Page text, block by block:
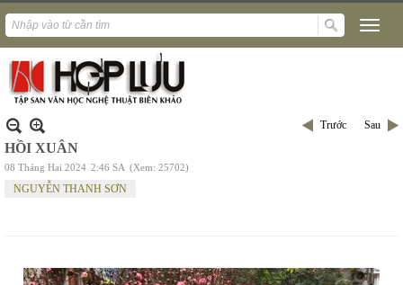
Trước Sau
HỒI XUÂN
08 Tháng Hai 2024 2:46 SA (Xem: 25702)
NGUYỄN THANH SƠN